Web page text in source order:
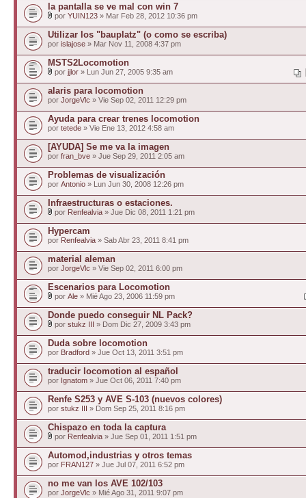
la pantalla se ve mal con win 7
por YUIN123 » Mar Feb 28, 2012 10:36 pm
Utilizar los "bauplatz" (o como se escriba)
por islajose » Mar Nov 11, 2008 4:37 pm
MSTS2Locomotion
por jjlor » Lun Jun 27, 2005 9:35 am
alaris para locomotion
por JorgeVlc » Vie Sep 02, 2011 12:29 pm
Ayuda para crear trenes locomotion
por tetede » Vie Ene 13, 2012 4:58 am
[AYUDA] Se me va la imagen
por fran_bve » Jue Sep 29, 2011 2:05 am
Problemas de visualización
por Antonio » Lun Jun 30, 2008 12:26 pm
Infraestructuras o estaciones.
por Renfealvia » Jue Dic 08, 2011 1:21 pm
Hypercam
por Renfealvia » Sab Abr 23, 2011 8:41 pm
material aleman
por JorgeVlc » Vie Sep 02, 2011 6:00 pm
Escenarios para Locomotion
por Ale » Mié Ago 23, 2006 11:59 pm
Donde puedo conseguir NL Pack?
por stukz III » Dom Dic 27, 2009 3:43 pm
Duda sobre locomotion
por Bradford » Jue Oct 13, 2011 3:51 pm
traducir locomotion al español
por Ignatom » Jue Oct 06, 2011 7:40 pm
Renfe S253 y AVE S-103 (nuevos colores)
por stukz III » Dom Sep 25, 2011 8:16 pm
Chispazo en toda la captura
por Renfealvia » Jue Sep 01, 2011 1:51 pm
Automod,industrias y otros temas
por FRAN127 » Jue Jul 07, 2011 6:52 pm
no me van los AVE 102/103
por JorgeVlc » Mié Ago 31, 2011 9:07 pm